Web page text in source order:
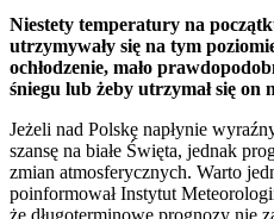
Niestety temperatury na
utrzymywały się na tym
ochłodzenie, mało
śniegu lub żeby utrzymał się on
Jeżeli nad Polskę napłynie
szansę na białe Święta, jednak
zmian atmosferycznych. Warto
poinformował Instytut
że długoterminowe prognozy nie